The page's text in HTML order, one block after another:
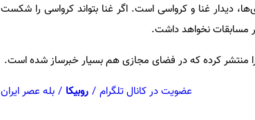
دیدار غنا و کرواسی است. اگر غنا بتواند کرواسی را شکست
مسابقات نخواهد داشت.
کرده که در فضای مجازی هم بسیار خبرساز شده است.
عضویت در کانال تلگرام / روبیکا / بله عصر ایران